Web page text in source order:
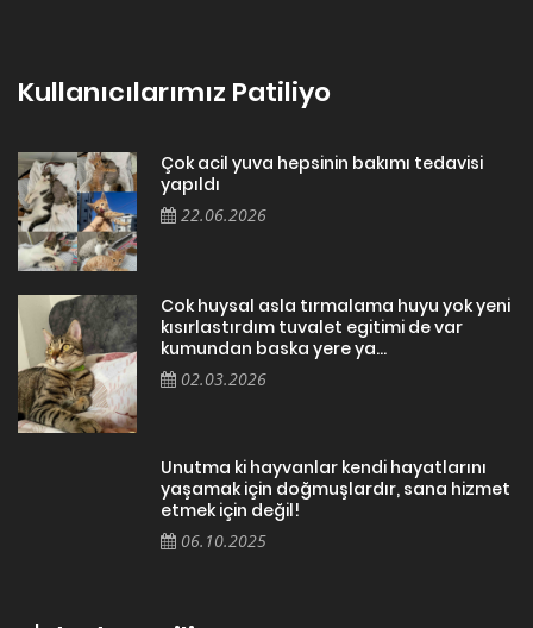
Kullanıcılarımız Patiliyo
Çok acil yuva hepsinin bakımı tedavisi
yapıldı
22.06.2026
Cok huysal asla tırmalama huyu yok yeni
kısırlastırdım tuvalet egitimi de var
kumundan baska yere ya...
02.03.2026
Unutma ki hayvanlar kendi hayatlarını
yaşamak için doğmuşlardır, sana hizmet
etmek için değil!
06.10.2025